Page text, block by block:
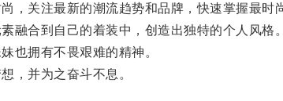
关注最新的潮流趋势和品牌，快速掌握最时
合到自己的着装中，创造出独特的个人风格。
拥有不畏艰难的精神。
并为之奋斗不息。